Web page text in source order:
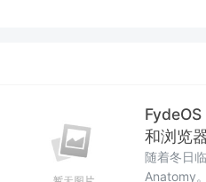
和浏览
随着冬日
Anatomy